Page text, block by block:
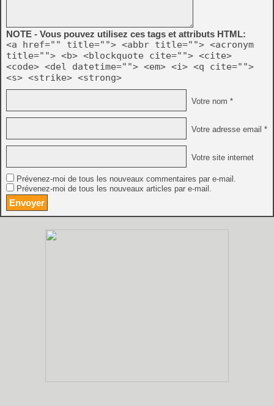
NOTE - Vous pouvez utilisez ces tags et attributs HTML:
<a href="" title=""> <abbr title=""> <acronym
title=""> <b> <blockquote cite=""> <cite>
<code> <del datetime=""> <em> <i> <q cite="">
<s> <strike> <strong>
Votre nom *
Votre adresse email *
Votre site internet
Prévenez-moi de tous les nouveaux commentaires par e-mail.
Prévenez-moi de tous les nouveaux articles par e-mail.